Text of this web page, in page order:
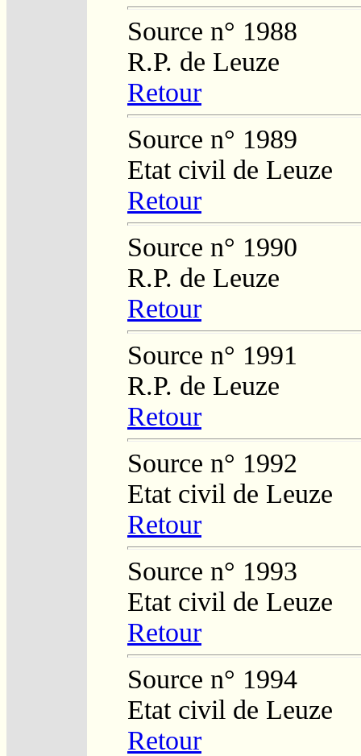
Source n° 1988
R.P. de Leuze
Retour
Source n° 1989
Etat civil de Leuze
Retour
Source n° 1990
R.P. de Leuze
Retour
Source n° 1991
R.P. de Leuze
Retour
Source n° 1992
Etat civil de Leuze
Retour
Source n° 1993
Etat civil de Leuze
Retour
Source n° 1994
Etat civil de Leuze
Retour